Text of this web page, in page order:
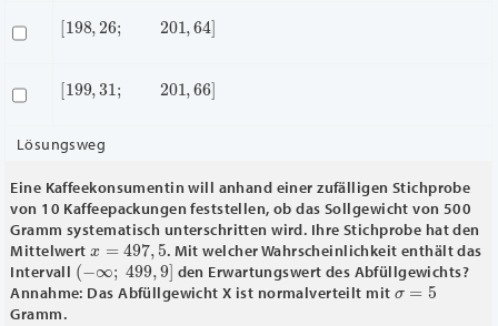
[198 ,26 ,64
[199 ,31 ,66
Lösungsweg
Eine Kaffeekonsumentin will anhand einer zufälligen Stichprobe
von 10 Kaffeepackungen feststellen, ob das Sollgewicht von 500
Gramm systematisch unterschritten wird. Ihre Stichprobe hat den
Mittelwertx―=497,5
. Mit welcher Wahrscheinlichkeit enthält das
Intervall (−∞ ;499,9]
den Erwartungswert des Abfüllgewichts?
Annahme: Das Abfüllgewicht X ist normalverteilt mit σ=5
Gramm.